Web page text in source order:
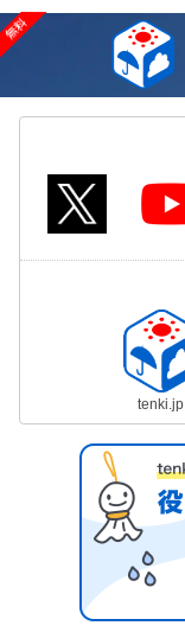
tenki.jp